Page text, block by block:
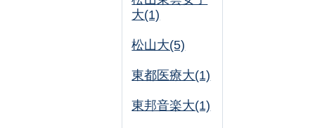
大(1)
松山大(5)
東都医療大(1)
東邦音楽大(1)